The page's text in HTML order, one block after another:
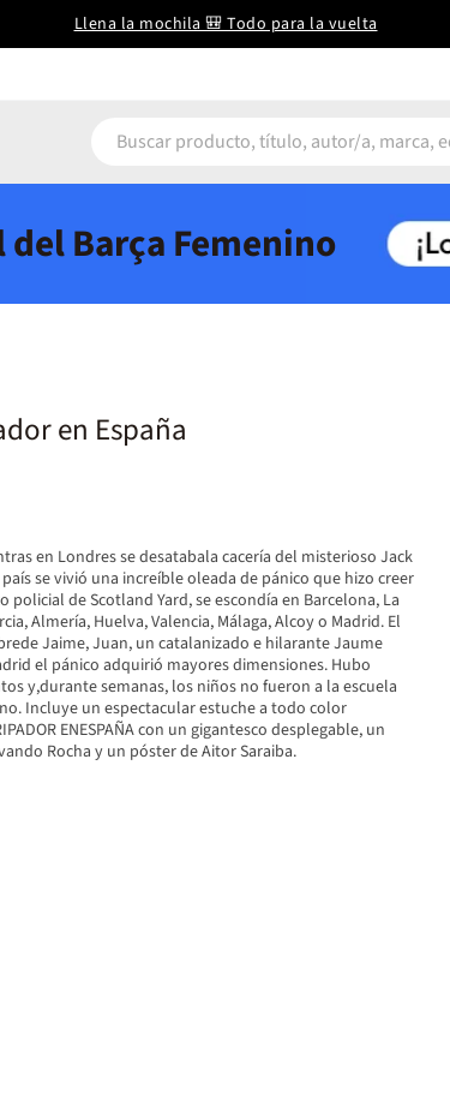
Llena la mochila 🎒 Todo para la vuelta
Barça Femenino
en España
en Londres se desatabala cacería del misterioso Jack
se vivió una increíble oleada de pánico que hizo creer
policial de Scotland Yard, se escondía en Barcelona, La
Almería, Huelva, Valencia, Málaga, Alcoy o Madrid. El
Jaime, Juan, un catalanizado e hilarante Jaume
el pánico adquirió mayores dimensiones. Hubo
y,durante semanas, los niños no fueron a la escuela
Incluye un espectacular estuche a todo color
ENESPAÑA con un gigantesco desplegable, un
Rocha y un póster de Aitor Saraiba.